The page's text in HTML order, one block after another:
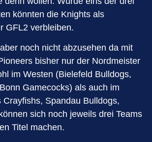
könnten die Knights als
GFL2 verbleiben.
noch nicht abzusehen da mit
bisher nur der Nordmeister
im Westen (Bielefeld Bulldogs,
Gamecocks) als auch im
Crayfishs, Spandau Bulldogs,
sich noch jeweils drei Teams
Titel machen.